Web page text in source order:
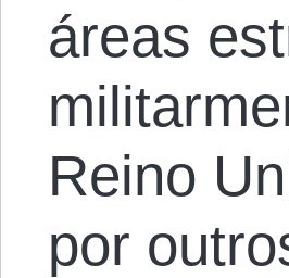
áreas
Reino
por